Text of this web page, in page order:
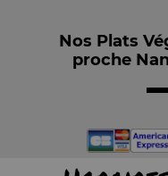
Nos Plats
proche